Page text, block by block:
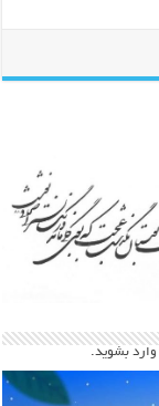
وارد بشوید.